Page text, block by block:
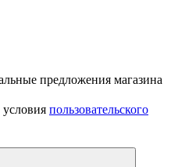
предложения магазина
пользовательского